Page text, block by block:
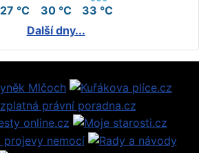
27 °C 30 °C
33 °C
Další dny...